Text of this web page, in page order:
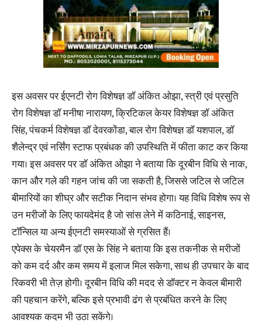
इस अवसर पर ईएनटी रोग विशेषज्ञ डॉ अंकित ओझा, स्त्री एवं प्रसुति
रोग विशेषज्ञ डॉ मनीषा नारायण, क्रिटिकल केयर विशेषज्ञ डॉ अंकित
सिंह, पंचकर्म विशेषज्ञ डॉ देवरकोंडा, बाल रोग विशेषज्ञ डॉ यशपाल, डॉ
शैलेन्द्र एवं नर्सिंग स्टाफ प्रबंधक की उपस्थिति में फीता काट कर किया
गया। इस अवसर पर डॉ अंकित ओझा ने बताया कि दूरबीन विधि से नाक,
कान और गले की गहन जांच की जा सकती है, जिससे जटिल से जटिल
बीमारियों का शीघ्र और सटीक निदान संभव होगा। यह विधि विशेष रूप से
उन मरीजों के लिए फायदेमंद है जो सांस लेने में कठिनाई, साइनस,
टॉन्सिल या अन्य ईएनटी समस्याओं से ग्रसित हैं।
एपेक्स के चेयरमैन डॉ एस के सिंह ने बताया कि इस तकनीक से मरीजों
को कम दर्द और कम समय में इलाज मिल सकेगा, साथ ही उपचार के बाद
रिकवरी भी तेज़ होगी। दूरबीन विधि की मदद से डॉक्टर न केवल बीमारी
की पहचान करेंगे, बल्कि इसे प्रभावी ढंग से प्रबंधित करने के लिए
आवश्यक कदम भी उठा सकेंगे।